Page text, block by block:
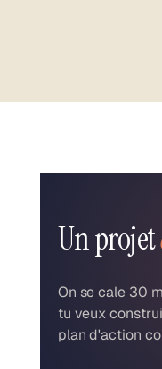
Un projet
On se cale 30
tu veux
plan d'action